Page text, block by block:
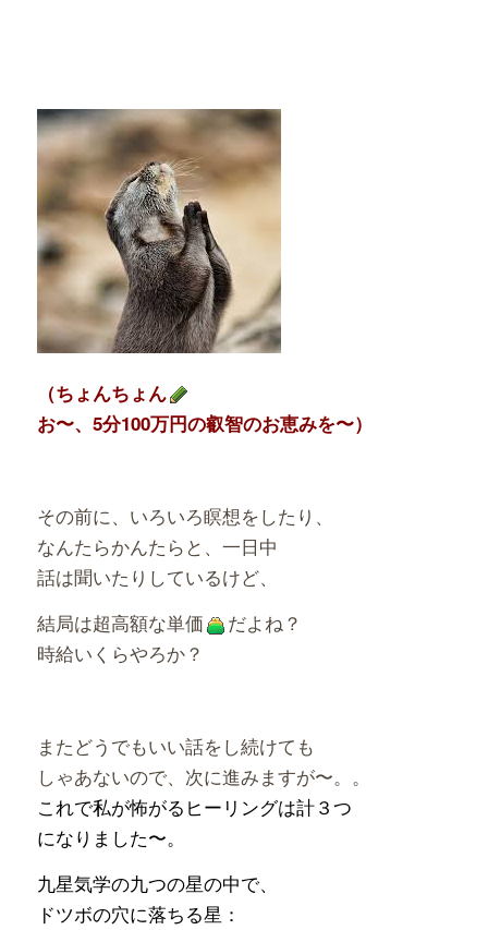
（ちょんちょん
お〜、5分100万円の叡智のお恵みを〜）
その前に、いろいろ瞑想をしたり、
なんたらかんたらと、一日中
話は聞いたりしているけど、
結局は超高額な単価
だよね？
時給いくらやろか？
またどうでもいい話をし続けても
しゃあないので、次に進みますが〜。。
これで私が怖がるヒーリングは計３つ
になりました〜。
九星気学の九つの星の中で、
ドツボの穴に落ちる星：